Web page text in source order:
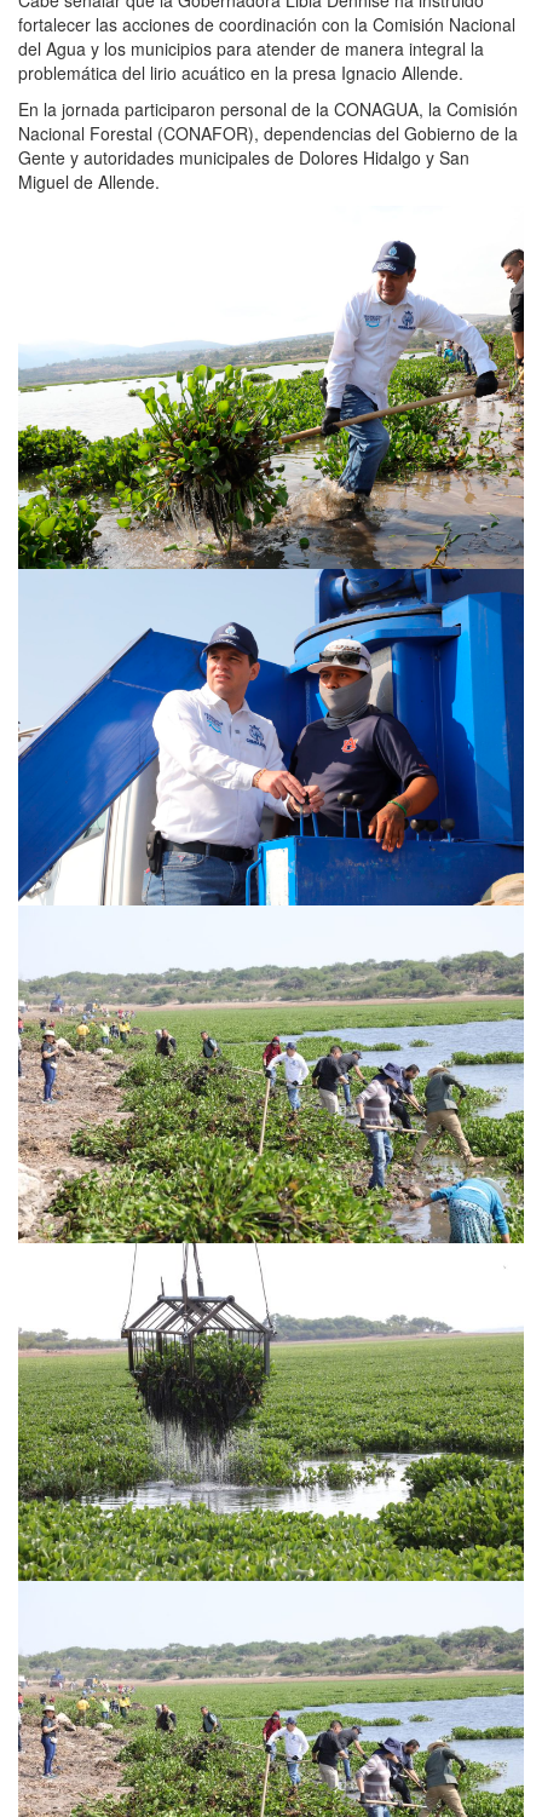
fortalecer las acciones de coordinación con la Comisión Nacional
del Agua y los municipios para atender de manera integral la
problemática del lirio acuático en la presa Ignacio Allende.
En la jornada participaron personal de la CONAGUA, la Comisión
Nacional Forestal (CONAFOR), dependencias del Gobierno de la
Gente y autoridades municipales de Dolores Hidalgo y San
Miguel de Allende.